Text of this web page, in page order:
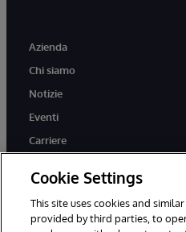
Azienda
Chi siamo
Notizie
Eventi
Carriere
twitter youtube
Cookie Settings
This site uses cookies and
provided by third parties, to